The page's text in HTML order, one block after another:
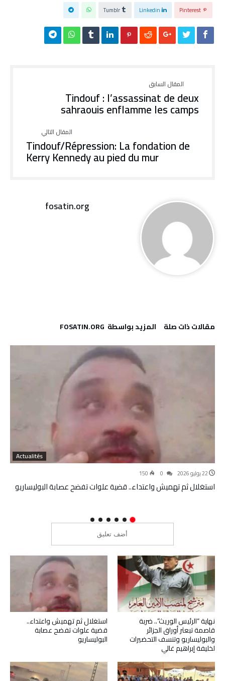
Pinterest
Linkedin
Tumblr
Tindouf : l’assassinat de deux
sahraouis enflamme les camps
Tindouf/Répression: La fondation de
Kerry Kennedy au pied du mur
fosatin.org
‫مقالات ذات صلة‬ ‫‫المزيد بواسطة‬ ‬ FOSATIN.ORG
Actualités
22 يوليو 2026 150
استغلال ثم تهميش واعتداء.. قضية علوات تفضح عصابة البوليساريو
استغلال ثم تهميش واعتداء..
قضية علوات تفضح عصابة
البوليساريو
نهاية “الرئيس الوريث”.. ضربة
قاصمة تبعثر أوراق الجزائر
والبوليساريو وتنسف التحضيرات
لخليفة إبراهيم غالي